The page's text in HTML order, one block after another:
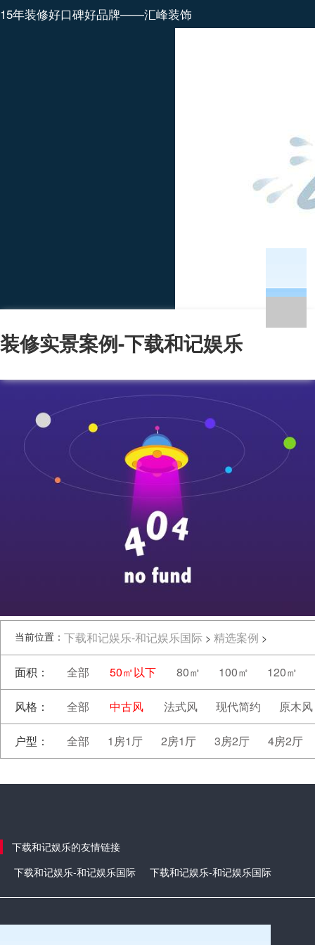
15年装修好口碑好品牌——汇峰装饰
装修实景案例-下载和记娱乐
当前位置： 下载和记娱乐-和记娱乐国际 > 精选案例 >
面积： 全部 50㎡以下 80㎡ 100㎡ 120㎡
风格： 全部 中古风 法式风 现代简约 原木风
户型： 全部 1房1厅 2房1厅 3房2厅 4房2厅
下载和记娱乐的友情链接
下载和记娱乐-和记娱乐国际
下载和记娱乐-和记娱乐国际